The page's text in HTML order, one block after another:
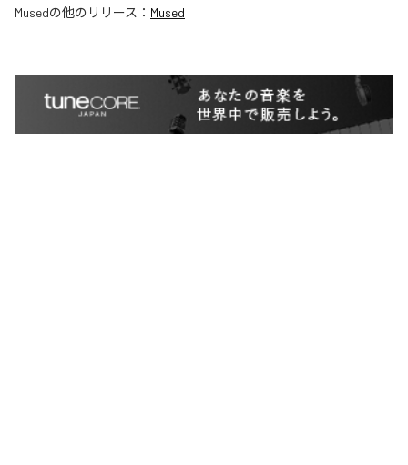
Musedの他のリリース： Mused